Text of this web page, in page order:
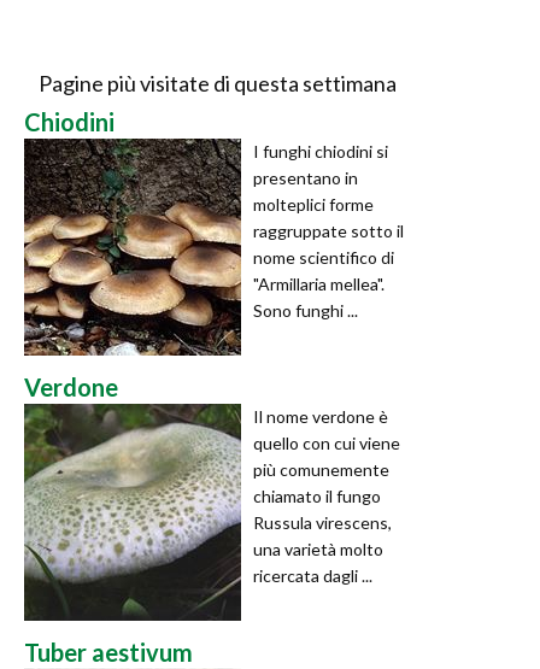
Pagine più visitate di questa settimana
Chiodini
I funghi chiodini si
presentano in
molteplici forme
raggruppate sotto il
nome scientifico di
"Armillaria mellea".
Sono funghi ...
Verdone
Il nome verdone è
quello con cui viene
più comunemente
chiamato il fungo
Russula virescens,
una varietà molto
ricercata dagli ...
Tuber aestivum